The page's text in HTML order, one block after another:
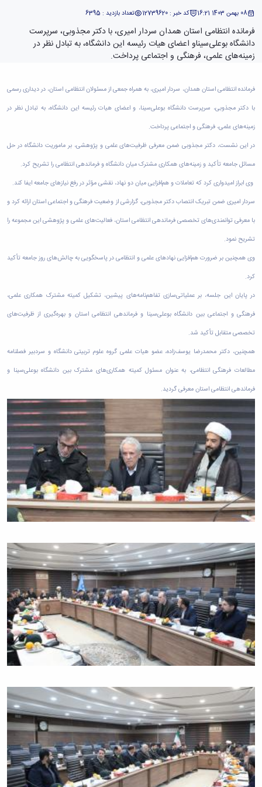
مدیریت
و
پشتیبانی
معاونت
آموزشی
تحصیلات
تکمیلی
معاونت
دانشجویی
پژوهش
و
معاونت
فرهنگی
اجتماعی
نهاد
مقام
تماس
با
دانشگاه
روابط
آدرس
دانشکده‌ها
تلفن‌ها
در
دانشگاه
D8
رشته‌های
تحصیلی
تحصیلات
آموزش‌های
آزاد
آموزشی
آموزش
فارسی
به
غیرفارسی‌زبانان
آموزش‌های
و
الکترونیکی
سایر
آموزشی
نظامنامه
آموزش
دانش‌آموختگان
گیاهی
آب
مرکز
آپا
بوعلی
سینا
آزمایشگاه
های
تحقیقاتی
آزمایشگاه
آزمایشگاه
تنش
آزمایشگاه
مقاومت
آزمایشگاه
مواد
آزمایشگاه
شناسی
آزمایشگاه
هوش
ربات
بینایی
آزمایشگاه
ژئوماتیک
پژوهش
کتابخانه
مرکزی
و
مرکز
اسناد
پایان
نامه
و
رساله
علم
سنجی
انتشارات
دانشگاه
نشر
کتب
مجلات
علمی
فصلنامه
معاونت
پژوهش
و
فناوری
علوم
پایه
علوم
اقتصادی
و
علوم
دانشکده
های
اقماری
فنی
مهندسی
کبودرآهنگ
و
منابع
تویسرکان
مدیریت
رزن
غذایی
بهار
آموزش
عالی
نهاوند
(ویژه
دختران)
مشاوره
سبک
زندگی
مرکز
و
درمان
خوابگاه‌های
دانشجویی
سلف
سرویس
سرگرمی
اداره
بدنی
و
برنامه
استخر
زمین
سالن‌های
ورزشی
تفریحی-
باغ
دانشگاه
تاریخ
طبیعی
تشکل‌های
اسلامی
دانشجویان
نشریات
دانشجویی
فرهنگی
داوطلبانه
سمن‌های
بنیاد
خیرین
حامی
دانشگاه
بوعلی
سینا
مؤسسه
های
مردمی
هویت
با ما
روابط
بین
الآن)
Now
08 بهمن 1403 16:21 کد خبر : 12739620 تعداد بازدید : 6395
فرمانده انتظامی استان همدان سردار امیری، با دکتر مجذوبی، سرپرست
دانشگاه بوعلی‌سیناو اعضای هیات رئیسه این دانشگاه، به تبادل نظر در
زمینه‌های علمی، فرهنگی و اجتماعی پرداخت.
فرمانده انتظامی استان همدان، سردار امیری، به همراه جمعی از مسئولان انتظامی استان، در دیداری رسمی
با دکتر مجذوبی، سرپرست دانشگاه بوعلی‌سینا، و اعضای هیات رئیسه این دانشگاه، به تبادل نظر در
زمینه‌های علمی، فرهنگی و اجتماعی پرداخت.
در این نشست، دکتر مجذوبی ضمن معرفی ظرفیت‌های علمی و پژوهشی، بر ماموریت دانشگاه در حل
مسائل جامعه تأکید و زمینه‌های همکاری مشترک میان دانشگاه و فرماندهی انتظامی را تشریح کرد.
وی ابراز امیدواری کرد که تعاملات و هم‌افزایی میان دو نهاد، نقشی مؤثر در رفع نیازهای جامعه ایفا کند.
سردار امیری ضمن تبریک انتصاب دکتر مجذوبی، گزارشی از وضعیت فرهنگی و اجتماعی استان ارائه کرد و
با معرفی توانمندی‌های تخصصی فرماندهی انتظامی استان، فعالیت‌های علمی و پژوهشی این مجموعه را
تشریح نمود.
وی همچنین بر ضرورت هم‌افزایی نهادهای علمی و انتظامی در پاسخگویی به چالش‌های روز جامعه تأکید
کرد.
در پایان این جلسه، بر عملیاتی‌سازی تفاهم‌نامه‌های پیشین، تشکیل کمیته مشترک همکاری علمی،
فرهنگی و اجتماعی بین دانشگاه بوعلی‌سینا و فرماندهی انتظامی استان و بهره‌گیری از ظرفیت‌های
تخصصی متقابل تأکید شد.
همچنین، دکتر محمدرضا یوسف‌زاده، عضو هیات علمی گروه علوم تربیتی دانشگاه و سردبیر فصلنامه
مطالعات فرهنگی انتظامی، به عنوان مسئول کمیته همکاری‌های مشترک بین دانشگاه بوعلی‌سینا و
فرماندهی انتظامی استان معرفی گردید.